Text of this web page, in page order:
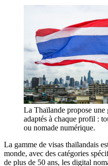
La Thaïlande propose une
adaptés à chaque profil :
ou nomade numérique.
La gamme de visas thaïlandais
monde, avec des catégories
de plus de 50 ans, les digital